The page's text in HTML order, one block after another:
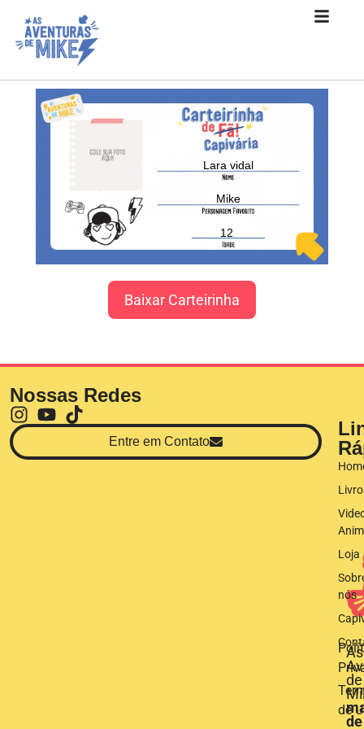
Lara vidal
Mike
12
Baixar Carteirinha
Loja
nós
de
Nossas Redes
Entre em Contato
As
de
de